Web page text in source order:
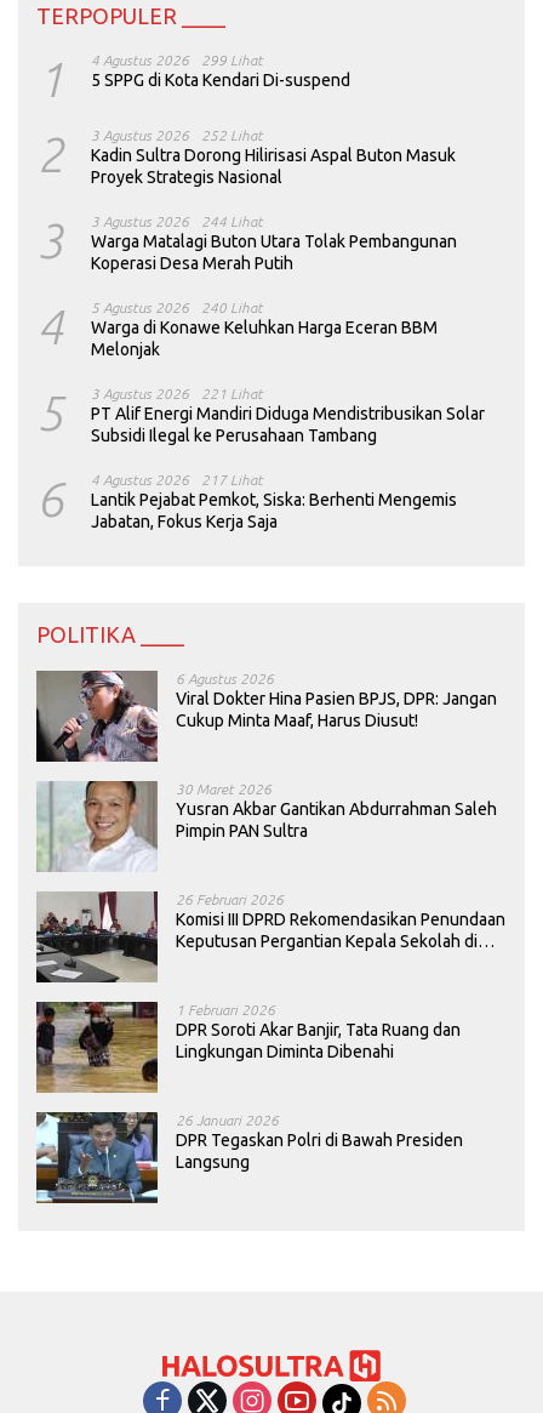
TERPOPULER ____
1 4 Agustus 2026 299 Lihat
5 SPPG di Kota Kendari Di-suspend
2 3 Agustus 2026 252 Lihat
Kadin Sultra Dorong Hilirisasi Aspal Buton Masuk
Proyek Strategis Nasional
3 3 Agustus 2026 244 Lihat
Warga Matalagi Buton Utara Tolak Pembangunan
Koperasi Desa Merah Putih
4 5 Agustus 2026 240 Lihat
Warga di Konawe Keluhkan Harga Eceran BBM
Melonjak
5 3 Agustus 2026 221 Lihat
PT Alif Energi Mandiri Diduga Mendistribusikan Solar
Subsidi Ilegal ke Perusahaan Tambang
6 4 Agustus 2026 217 Lihat
Lantik Pejabat Pemkot, Siska: Berhenti Mengemis
Jabatan, Fokus Kerja Saja
POLITIKA ____
6 Agustus 2026
Viral Dokter Hina Pasien BPJS, DPR: Jangan
Cukup Minta Maaf, Harus Diusut!
30 Maret 2026
Yusran Akbar Gantikan Abdurrahman Saleh
Pimpin PAN Sultra
26 Februari 2026
Komisi III DPRD Rekomendasikan Penundaan
Keputusan Pergantian Kepala Sekolah di
1 Februari 2026
DPR Soroti Akar Banjir, Tata Ruang dan
Lingkungan Diminta Dibenahi
26 Januari 2026
DPR Tegaskan Polri di Bawah Presiden
Langsung